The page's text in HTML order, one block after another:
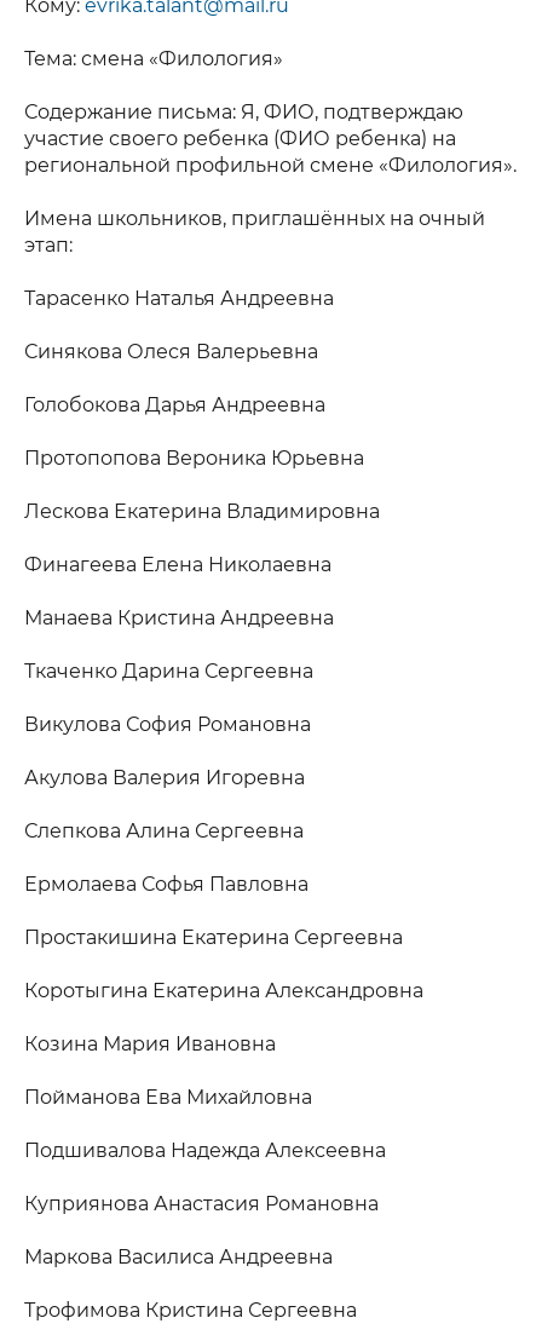
Кому: evrika.talant@mail.ru
Тема: смена «Филология»
Содержание письма: Я, ФИО, подтверждаю
участие своего ребенка (ФИО ребенка) на
региональной профильной смене «Филология».
Имена школьников, приглашённых на очный
этап:
Тарасенко Наталья Андреевна
Синякова Олеся Валерьевна
Голобокова Дарья Андреевна
Протопопова Вероника Юрьевна
Лескова Екатерина Владимировна
Финагеева Елена Николаевна
Манаева Кристина Андреевна
Ткаченко Дарина Сергеевна
Викулова София Романовна
Акулова Валерия Игоревна
Слепкова Алина Сергеевна
Ермолаева Софья Павловна
Простакишина Екатерина Сергеевна
Коротыгина Екатерина Александровна
Козина Мария Ивановна
Пойманова Ева Михайловна
Подшивалова Надежда Алексеевна
Куприянова Анастасия Романовна
Маркова Василиса Андреевна
Трофимова Кристина Сергеевна